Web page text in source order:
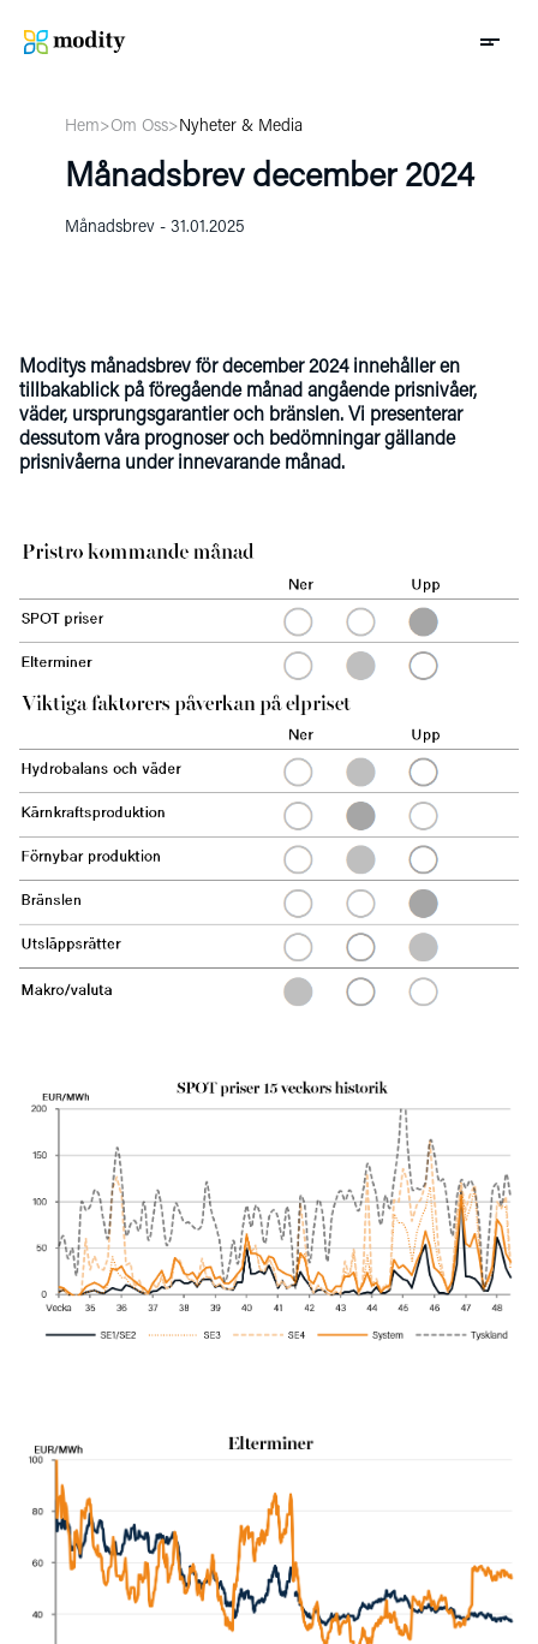
Hem>Om Oss>Nyheter & Media
Månadsbrev december 2024
Månadsbrev - 31.01.2025
Moditys månadsbrev för december 2024 innehåller en
tillbakablick på föregående månad angående prisnivåer,
väder, ursprungsgarantier och bränslen. Vi presenterar
dessutom våra prognoser och bedömningar gällande
prisnivåerna under innevarande månad.